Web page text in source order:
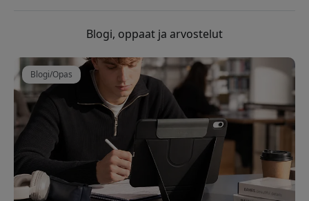
Blogi, oppaat ja arvostelut
Blogi/Opas